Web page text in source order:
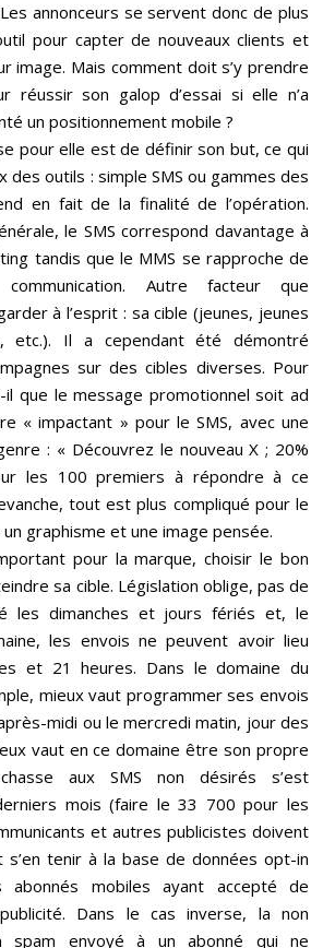
annonceurs se servent donc de plus
pour capter de nouveaux clients et
image. Mais comment doit s’y prendre
réussir son galop d’essai si elle n’a
un positionnement mobile ?
pour elle est de définir son but, ce qui
des outils : simple SMS ou gammes des
en fait de la finalité de l’opération.
le SMS correspond davantage à
tandis que le MMS se rapproche de
Autre facteur que
à l’esprit : sa cible (jeunes, jeunes
etc.). Il a cependant été démontré
sur des cibles diverses. Pour
il que le message promotionnel soit ad
« impactant » pour le SMS, avec une
: « Découvrez le nouveau X ; 20%
les 100 premiers à répondre à ce
tout est plus compliqué pour le
un graphisme et une image pensée.
pour la marque, choisir le bon
sa cible. Législation oblige, pas de
les dimanches et jours fériés et, le
les envois ne peuvent avoir lieu
et 21 heures. Dans le domaine du
mieux vaut programmer ses envois
midi ou le mercredi matin, jour des
vaut en ce domaine être son propre
aux SMS non désirés s’est
mois (faire le 33 700 pour les
et autres publicistes doivent
s’en tenir à la base de données opt-in
abonnés mobiles ayant accepté de
Dans le cas inverse, la non
spam envoyé à un abonné qui ne